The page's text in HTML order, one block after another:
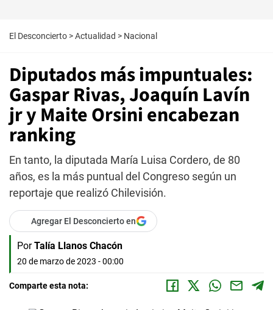
El Desconcierto >Actualidad > Nacional
Diputados más impuntuales:
Gaspar Rivas, Joaquín Lavín
jr y Maite Orsini encabezan
ranking
En tanto, la diputada María Luisa Cordero, de 80
años, es la más puntual del Congreso según un
reportaje que realizó Chilevisión.
Agregar El Desconcierto en
Por Talía Llanos Chacón
20 de marzo de 2023 - 00:00
Comparte esta nota: